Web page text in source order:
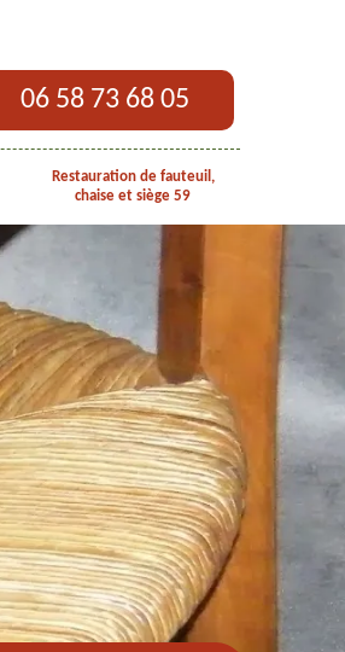
06 58 73 68 05
Restauration de fauteuil,
chaise et siège 59